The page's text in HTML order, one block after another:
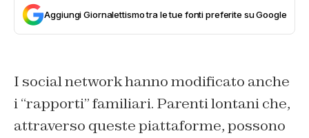
Aggiungi Giornalettismo tra le tue fonti preferite su Google
I social network hanno modificato anche
i “rapporti” familiari. Parenti lontani che,
attraverso queste piattaforme, possono